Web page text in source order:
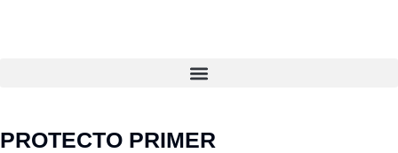
PROTECTO PRIMER